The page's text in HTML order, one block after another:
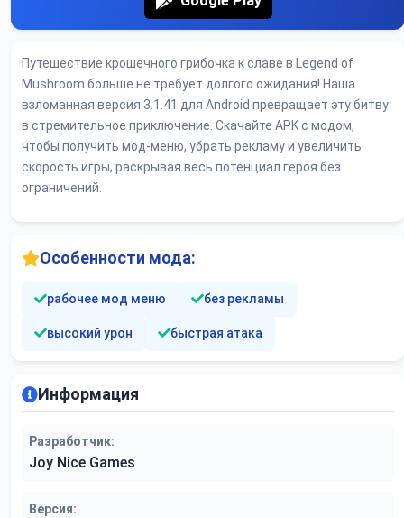
Путешествие крошечного грибочка к славе в Legend of
Mushroom больше не требует долгого ожидания! Наша
взломанная версия 3.1.41 для Android превращает эту битву
в стремительное приключение. Скачайте APK с модом,
чтобы получить мод-меню, убрать рекламу и увеличить
скорость игры, раскрывая весь потенциал героя без
ограничений.
Особенности мода:
рабочее мод меню без рекламы
высокий урон быстрая атака
Информация
Разработчик:
Joy Nice Games
Версия: